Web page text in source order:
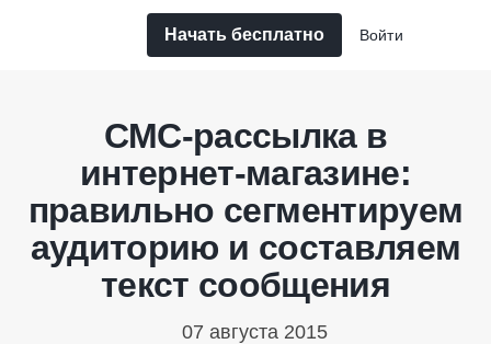
Начать бесплатно Войти
СМС-рассылка в
интернет-магазине:
правильно сегментируем
аудиторию и составляем
текст сообщения
07 августа 2015